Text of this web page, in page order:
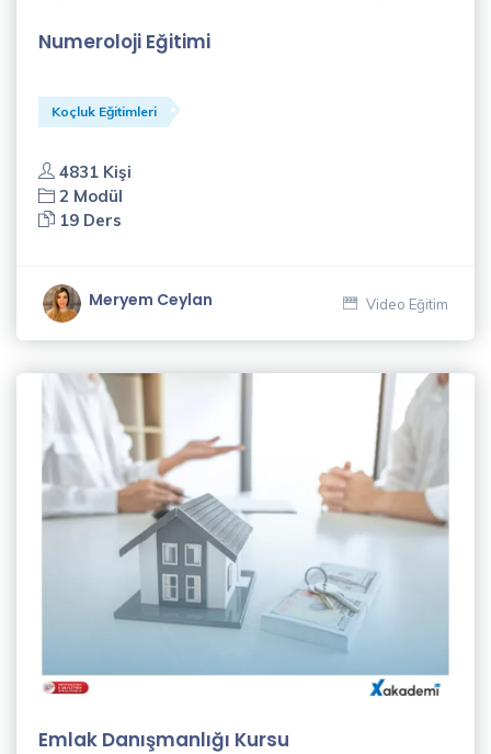
Numeroloji Eğitimi
Koçluk Eğitimleri
4831 Kişi
2 Modül
19 Ders
Meryem Ceylan Video Eğitim
Emlak Danışmanlığı Kursu